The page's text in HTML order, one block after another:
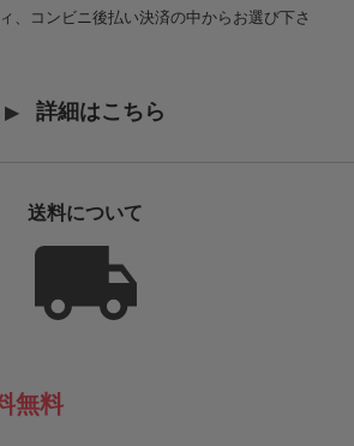
、コンビニ後払い決済の中からお選び下さ
詳細はこちら
送料について
無料